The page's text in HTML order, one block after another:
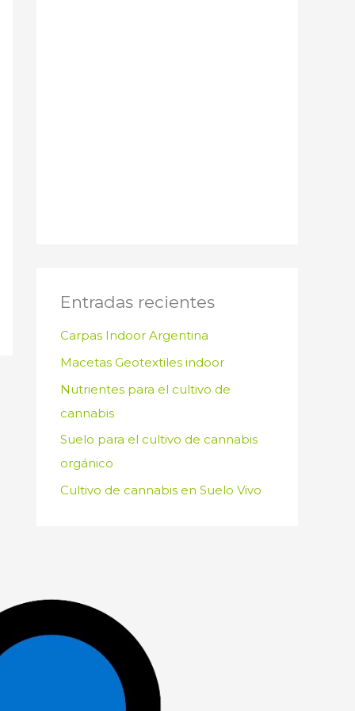
Entradas recientes
Carpas Indoor Argentina
Macetas Geotextiles indoor
Nutrientes para el cultivo de
cannabis
Suelo para el cultivo de cannabis
orgánico
Cultivo de cannabis en Suelo Vivo